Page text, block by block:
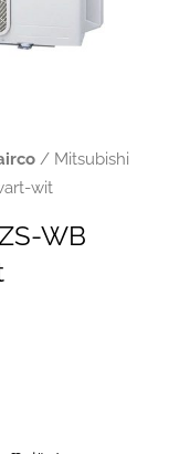
/ Mitsubishi
wit
WB